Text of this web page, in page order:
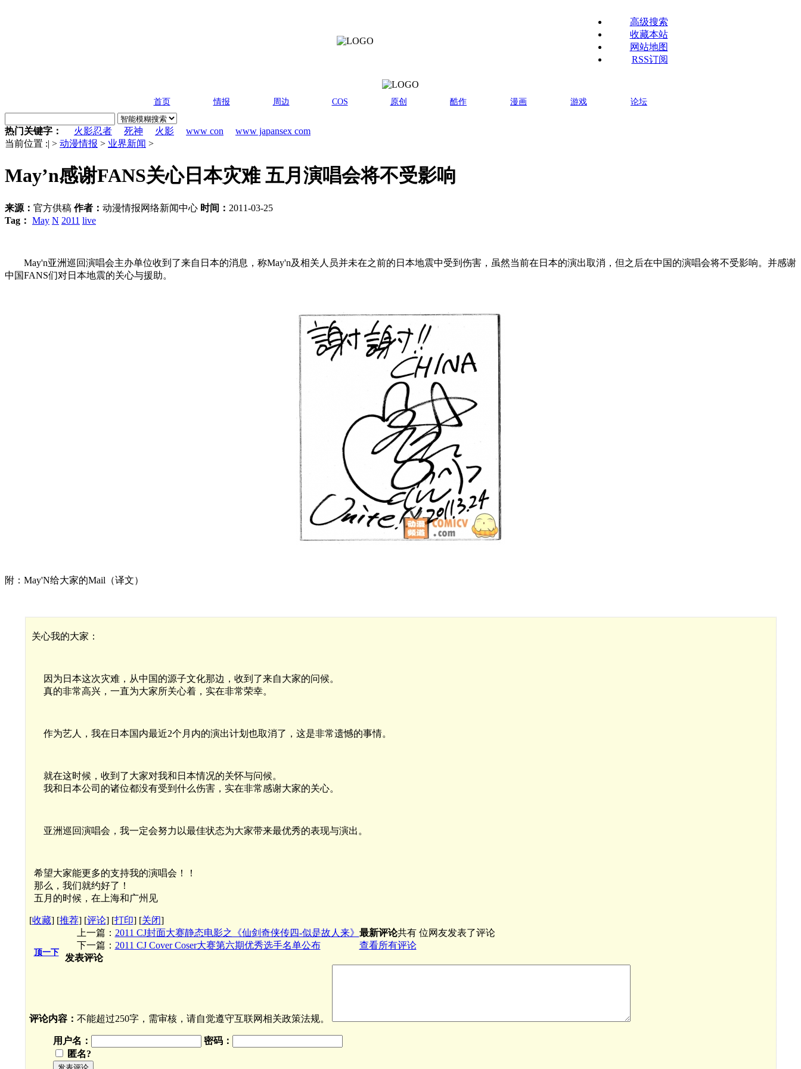
高级搜索
收藏本站
网站地图
RSS订阅
首页 情报 周边 COS 原创 酷作 漫画 游戏 论坛
热门关键字： 火影忍者 死神 火影 www con
www japansex com
当前位置 :| > 动漫情报 > 业界新闻 >
May’n感谢FANS关心日本灾难 五月演唱会将不受影响
来源： 官方供稿 作者： 动漫情报网络新闻中心 时间： 2011-03-25
Tag： May N 2011 live
May'n亚洲巡回演唱会主办单位收到了来自日本的消息，称May'n及相关人员并未在之前的日本地震中受到伤害，虽然当前在日本的演出取消，但之后在中国的演唱会将不受影响。并感谢
中国FANS们对日本地震的关心与援助。
附：May'N给大家的Mail（译文）
关心我的大家：
因为日本这次灾难，从中国的源子文化那边，收到了来自大家的问候。
真的非常高兴，一直为大家所关心着，实在非常荣幸。
作为艺人，我在日本国内最近2个月内的演出计划也取消了，这是非常遗憾的事情。
就在这时候，收到了大家对我和日本情况的关怀与问候。
我和日本公司的诸位都没有受到什么伤害，实在非常感谢大家的关心。
亚洲巡回演唱会，我一定会努力以最佳状态为大家带来最优秀的表现与演出。
希望大家能更多的支持我的演唱会！！
那么，我们就约好了！
五月的时候，在上海和广州见
[收藏] [推荐] [评论] [打印] [关闭]
顶一下
上一篇： 2011 CJ封面大赛静态电影之《仙剑奇侠传四-似是故人来》
下一篇： 2011 CJ Cover Coser大赛第六期优秀选手名单公布
最新评论共有 位网友发表了评论
查看所有评论
发表评论
评论内容： 不能超过250字，需审核，请自觉遵守互联网相关政策法规。
用户名：
密码：
匿名?